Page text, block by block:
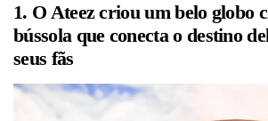
1. O Ateez criou um belo globo
bússola que conecta o destino
seus fãs